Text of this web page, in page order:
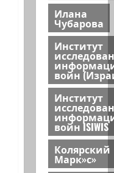
Илана
Чубарова
Институт
войн
Институт
войн ISIWIS
Колярский
Марк»с»